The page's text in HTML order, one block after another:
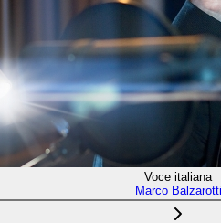
Voce italiana
Marco Balzarotti